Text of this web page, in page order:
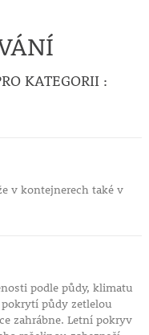
KATEGORII :
v kontejnerech také v
podle půdy, klimatu
půdy zetlelou
zahrábne. Letní pokryv